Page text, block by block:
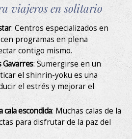
viajeros en solitario
: Centros especializados en
programas en plena
contigo mismo.
Gavarres: Sumergirse en un
el shinrin-yoku es una
el estrés y mejorar el
cala escondida: Muchas calas de la
para disfrutar de la paz del